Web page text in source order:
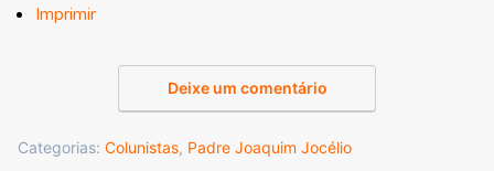
Imprimir
Deixe um comentário
Categorias: Colunistas, Padre Joaquim Jocélio